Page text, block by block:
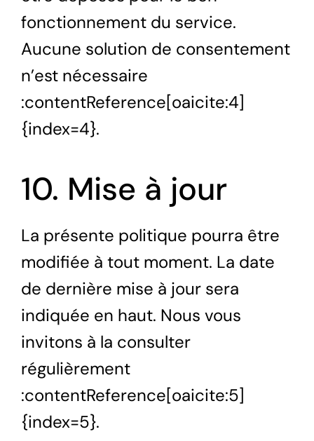
fonctionnement du service.
Aucune solution de consentement
n’est nécessaire
:contentReference[oaicite:4]
{index=4}.
10. Mise à jour
La présente politique pourra être
modifiée à tout moment. La date
de dernière mise à jour sera
indiquée en haut. Nous vous
invitons à la consulter
régulièrement
:contentReference[oaicite:5]
{index=5}.